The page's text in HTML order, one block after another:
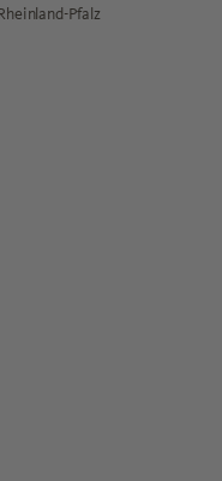
Pfalz